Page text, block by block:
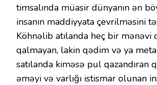
timsalında müasir dünyanın ən
insanın maddiyyata çevrilməsini
Köhnəlib atılanda heç bir mənəvi
qalmayan, lakin qədim və ya
satılanda kiməsə pul qazandıran
əməyi və varlığı istismar olunan